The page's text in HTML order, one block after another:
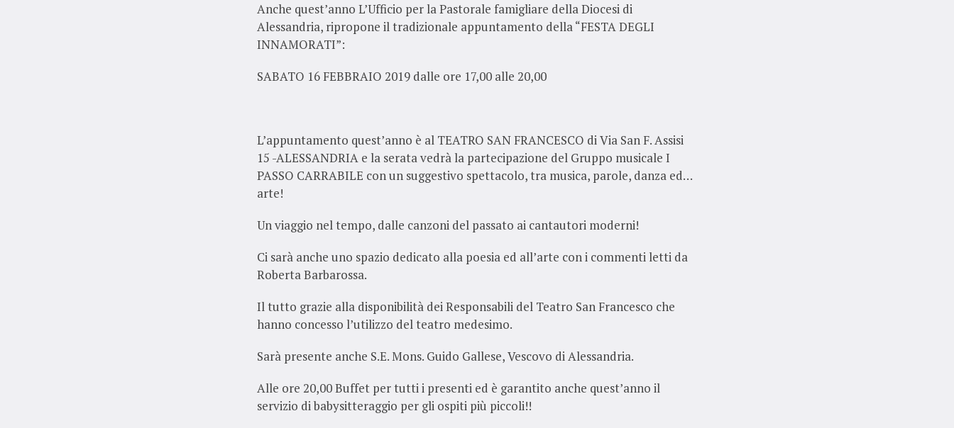
Anche quest’anno L’Ufficio per la Pastorale famigliare della Diocesi di
Alessandria, ripropone il tradizionale appuntamento della “FESTA DEGLI
INNAMORATI”:
SABATO 16 FEBBRAIO 2019 dalle ore 17,00 alle 20,00
L’appuntamento quest’anno è al TEATRO SAN FRANCESCO di Via San F. Assisi
15 -ALESSANDRIA e la serata vedrà la partecipazione del Gruppo musicale I
PASSO CARRABILE con un suggestivo spettacolo, tra musica, parole, danza ed…
arte!
Un viaggio nel tempo, dalle canzoni del passato ai cantautori moderni!
Ci sarà anche uno spazio dedicato alla poesia ed all’arte con i commenti letti da
Roberta Barbarossa.
Il tutto grazie alla disponibilità dei Responsabili del Teatro San Francesco che
hanno concesso l’utilizzo del teatro medesimo.
Sarà presente anche S.E. Mons. Guido Gallese, Vescovo di Alessandria.
Alle ore 20,00 Buffet per tutti i presenti ed è garantito anche quest’anno il
servizio di babysitteraggio per gli ospiti più piccoli!!